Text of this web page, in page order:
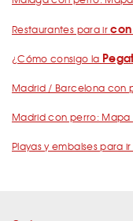
Restaurantes para ir
¿Cómo consigo la
Madrid / Barcelona con
Madrid con perro: Mapa
Playas y embalses para